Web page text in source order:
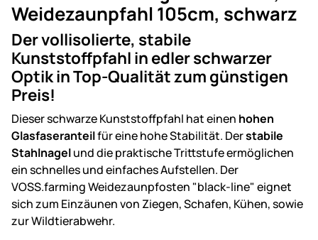
Weidezaunpfahl 105cm, schwarz
Der vollisolierte, stabile
Kunststoffpfahl in edler schwarzer
Optik in Top-Qualität zum günstigen
Preis!
Dieser schwarze Kunststoffpfahl hat einen hohen
Glasfaseranteilfür eine hohe Stabilität. Derstabile
Stahlnagelund die praktische Trittstufe ermöglichen
ein schnelles und einfaches Aufstellen. Der
VOSS.farming Weidezaunpfosten "black-line" eignet
sich zum Einzäunen von Ziegen, Schafen, Kühen, sowie
zur Wildtierabwehr.